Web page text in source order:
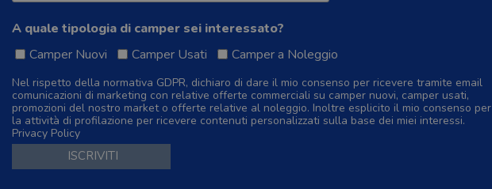
A quale tipologia di camper sei interessato?
Camper Nuovi
Camper Usati Camper a Noleggio
Nel rispetto della normativa GDPR, dichiaro di dare il mio consenso per ricevere tramite email
comunicazioni di marketing con relative offerte commerciali su camper nuovi, camper usati,
promozioni del nostro market o offerte relative al noleggio. Inoltre esplicito il mio consenso per
la attività di profilazione per ricevere contenuti personalizzati sulla base dei miei interessi.
Privacy Policy